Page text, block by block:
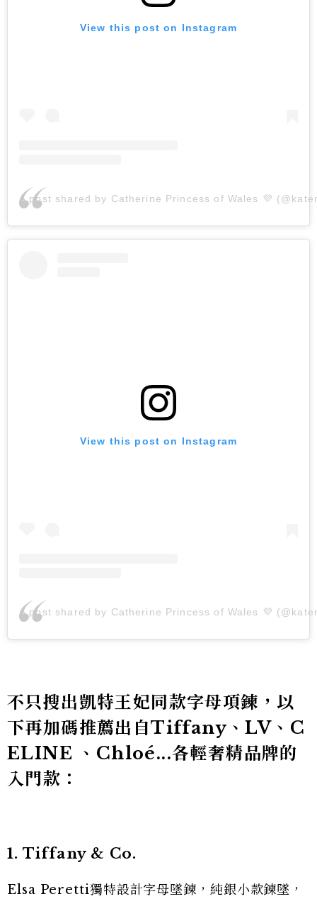
View this post on Instagram
A post shared by Catherine Princess of Wales 💜
View this post on Instagram
A post shared by Catherine Princess of Wales 💜
不只搜出凱特王妃同款字母項鍊，以
下再加碼推薦出自Tiffany、LV、C
ELINE 、Chloé...各輕奢精品牌的
入門款：
1. Tiffany & Co.
Elsa Peretti獨特設計字母墜鍊，純銀小款鍊墜，